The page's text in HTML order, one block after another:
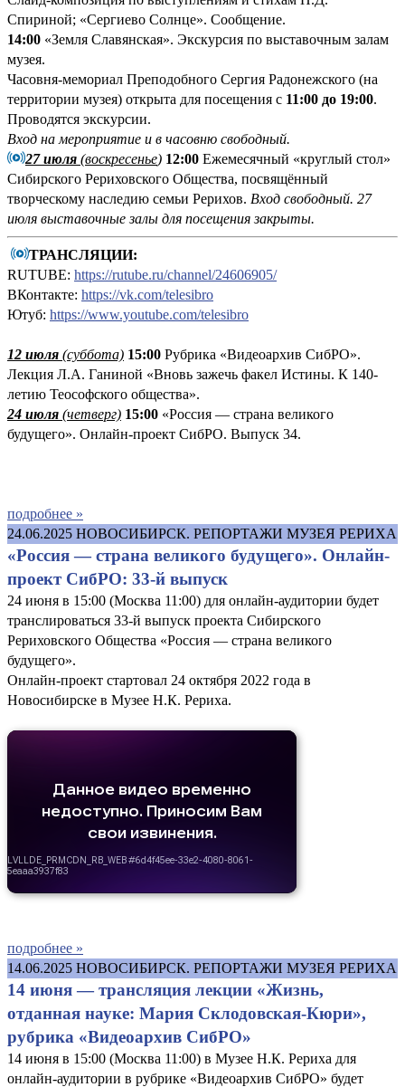
Спириной; «Сергиево Солнце». Сообщение.
14:00 «Земля Славянская». Экскурсия по выставочным залам
музея.
Часовня-мемориал Преподобного Сергия Радонежского (на
территории музея) открыта для посещения с 11:00 до 19:00.
Проводятся экскурсии.
Вход на мероприятие и в часовню свободный.
27 июля (воскресенье) 12:00 Ежемесячный «круглый стол»
Сибирского Рериховского Общества, посвящённый
творческому наследию семьи Рерихов. Вход свободный. 27
июля выставочные залы для посещения закрыты.
ТРАНСЛЯЦИИ:
RUTUBE: https://rutube.ru/channel/24606905/
ВКонтакте: https://vk.com/telesibro
Ютуб: https://www.youtube.com/telesibro
12 июля (суббота) 15:00 Рубрика «Видеоархив СибРО».
Лекция Л.А. Ганиной «Вновь зажечь факел Истины. К 140-
летию Теософского общества».
24 июля (четверг) 15:00 «Россия — страна великого
будущего». Онлайн-проект СибРО. Выпуск 34.
подробнее »
24.06.2025 НОВОСИБИРСК. РЕПОРТАЖИ МУЗЕЯ РЕРИХА
«Россия — страна великого будущего». Онлайн-
проект СибРО: 33-й выпуск
24 июня в 15:00 (Москва 11:00) для онлайн-аудитории будет
транслироваться 33-й выпуск проекта Сибирского
Рериховского Общества «Россия — страна великого
будущего».
Онлайн-проект стартовал 24 октября 2022 года в
Новосибирске в Музее Н.К. Рериха.
подробнее »
14.06.2025 НОВОСИБИРСК. РЕПОРТАЖИ МУЗЕЯ РЕРИХА
14 июня — трансляция лекции «Жизнь,
отданная науке: Мария Склодовская-Кюри»,
рубрика «Видеоархив СибРО»
14 июня в 15:00 (Москва 11:00) в Музее Н.К. Рериха для
онлайн-аудитории в рубрике «Видеоархив СибРО» будет